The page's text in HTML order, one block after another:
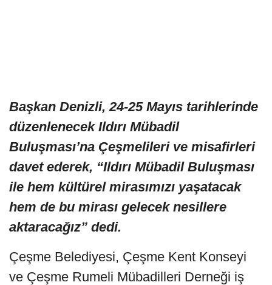
Başkan Denizli, 24-25 Mayıs tarihlerinde
düzenlenecek Ildırı Mübadil
Buluşması’na Çeşmelileri ve misafirleri
davet ederek, “Ildırı Mübadil Buluşması
ile hem kültürel mirasımızı yaşatacak
hem de bu mirası gelecek nesillere
aktaracağız” dedi.
Çeşme Belediyesi, Çeşme Kent Konseyi
ve Çeşme Rumeli Mübadilleri Derneği iş